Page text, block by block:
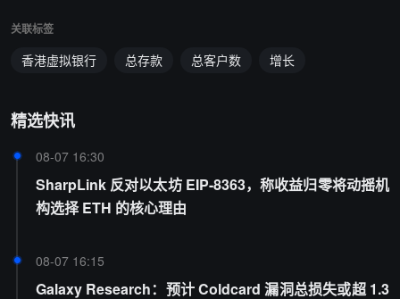
关联标签
香港虚拟银行 总存款 总客户数 增长
精选快讯
08-07 16:30
SharpLink 反对以太坊 EIP-8363，称收益归零将动摇机
构选择 ETH 的核心理由
08-07 16:15
Galaxy Research：预计 Coldcard 漏洞总损失或超 1.3